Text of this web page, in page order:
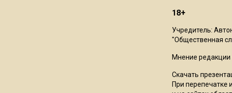
18+
Учредитель:
"Общественная
Мнение редакции
Скачать
При перепечатке